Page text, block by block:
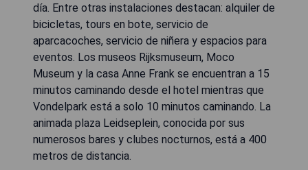
día. Entre otras instalaciones destacan: alquiler de
bicicletas, tours en bote, servicio de
aparcacoches, servicio de niñera y espacios para
eventos. Los museos Rijksmuseum, Moco
Museum y la casa Anne Frank se encuentran a 15
minutos caminando desde el hotel mientras que
Vondelpark está a solo 10 minutos caminando. La
animada plaza Leidseplein, conocida por sus
numerosos bares y clubes nocturnos, está a 400
metros de distancia.